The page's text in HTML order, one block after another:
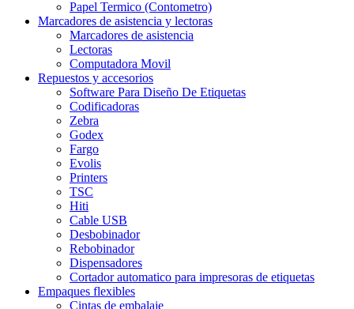
Papel Termico (Contometro)
Marcadores de asistencia y lectoras
Marcadores de asistencia
Lectoras
Computadora Movil
Repuestos y accesorios
Software Para Diseño De Etiquetas
Codificadoras
Zebra
Godex
Fargo
Evolis
Printers
TSC
Hiti
Cable USB
Desbobinador
Rebobinador
Dispensadores
Cortador automatico para impresoras de etiquetas
Empaques flexibles
Cintas de embalaje